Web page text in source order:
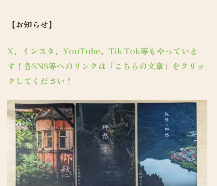
【お知らせ】
X、インスタ、YouTube、Tik Tok等もやっていま
す！各SNS等へのリンクは「こちらの文章」をクリッ
クしてください！